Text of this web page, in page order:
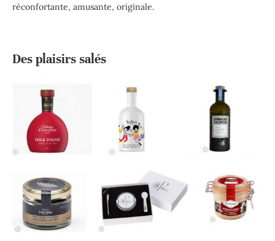
réconfortante, amusante, originale.
Des plaisirs salés